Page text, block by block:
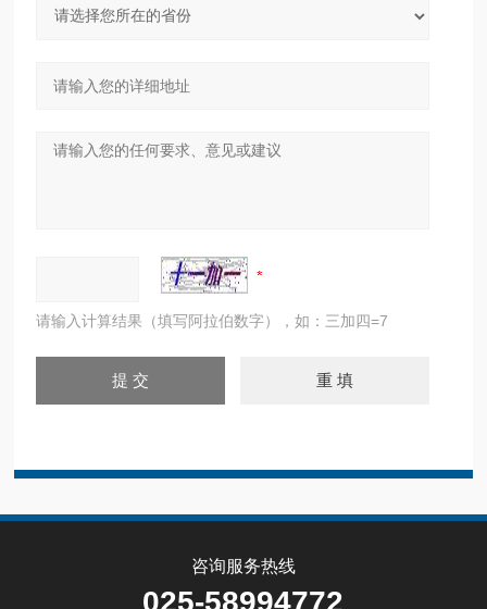
请输入计算结果（填写阿拉伯数字），如：三加四=7
咨询服务热线
025-58994772